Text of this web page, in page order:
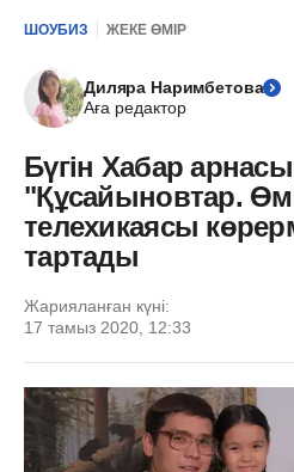
ШОУБИЗ ЖЕКЕ ӨМІР
Диляра Наримбетова
Аға редактор
Бүгін Хабар
"Құсайыновтар.
телехикаясы
тартады
Жарияланған күні:
17 тамыз 2020, 12:33